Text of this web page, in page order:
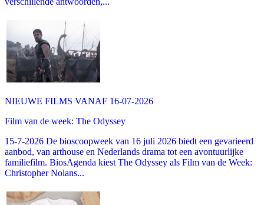
NIEUWE FILMS VANAF 16-07-2026
Film van de week: The Odyssey
15-7-2026 De bioscoopweek van 16 juli 2026 biedt een gevarieerd
aanbod, van arthouse en Nederlands drama tot een avontuurlijke
familiefilm. BiosAgenda kiest The Odyssey als Film van de Week:
Christopher Nolans...